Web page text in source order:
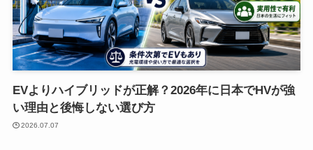
EVよりハイブリッドが正解？2026年に日本でHVが強
い理由と後悔しない選び方
2026.07.07